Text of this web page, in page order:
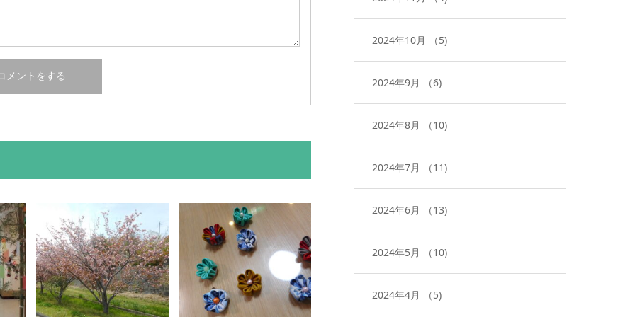
2024年10月 （5)
2024年9月 （6)
2024年8月 （10)
2024年7月 （11)
2024年6月 （13)
2024年5月 （10)
2024年4月 （5)